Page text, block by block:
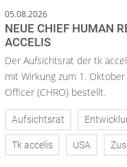
05.08.2026
NEUE CHIEF HUMAN
ACCELIS
Der Aufsichtsrat der tk
mit Wirkung zum 1.
Officer (CHRO) bestellt.
Aufsichtsrat
Tk accelis USA